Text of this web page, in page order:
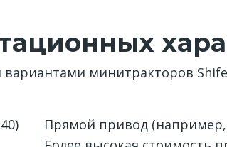
минитракторов
Прямой привод (например,